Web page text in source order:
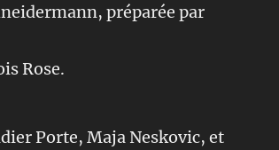
préparée par
Rose.
Porte, Maja Neskovic, et